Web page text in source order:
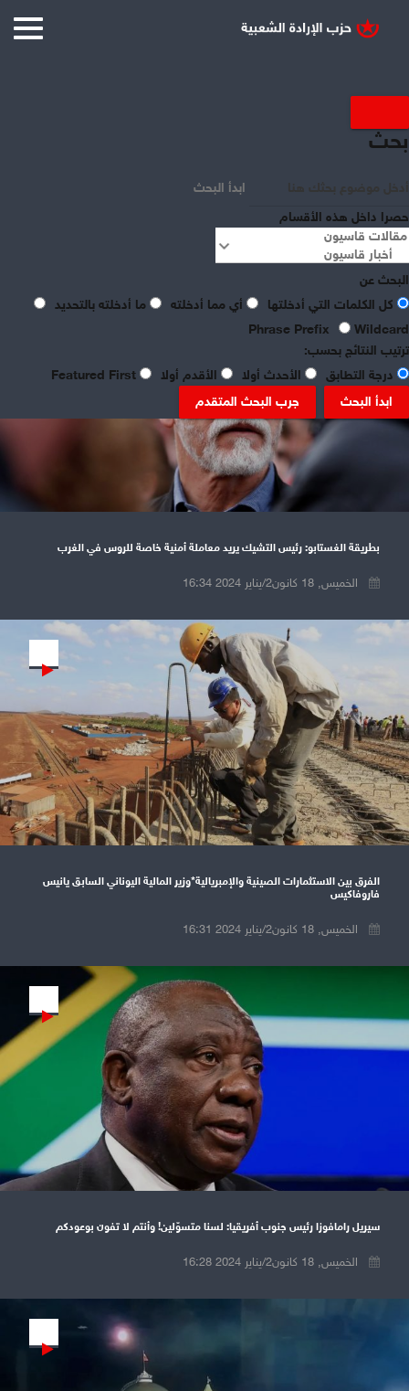
بحث
ابدأ البحث
حصرا داخل هذه الأقسام
البحث عن
كل الكلمات التي أدخلتها
أي مما أدخلته
ما أدخلته بالتحديد
Phrase Prefix
Wildcard
ترتيب النتائج بحسب:
درجة التطابق
الأحدث أولا الأقدم أولا
ابدأ البحث
جرب البحث المتقدم
بطريقة الغستابو: رئيس التشيك يريد معاملة أمنية خاصة للروس في الغرب
الخميس, 18 كانون2/يناير 2024 16:34
Play
الفرق بين الاستثمارات الصينية والإمبريالية*وزير المالية اليوناني السابق يانيس
فاروفاكيس
الخميس, 18 كانون2/يناير 2024 16:31
سيريل رامافوزا رئيس جنوب أفريقيا: لسنا متسوّلين! وأنتم لا تفون بوعودكم
الخميس, 18 كانون2/يناير 2024 16:28